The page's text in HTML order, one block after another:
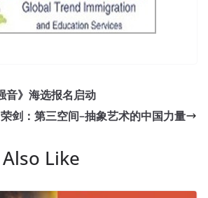
音》海选报名启动
荣剑：第三空间–抽象艺术的中国力量
Like